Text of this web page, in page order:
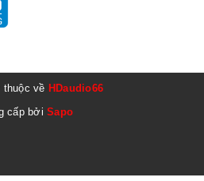
thuộc về HDaudio66
cấp bởiSapo